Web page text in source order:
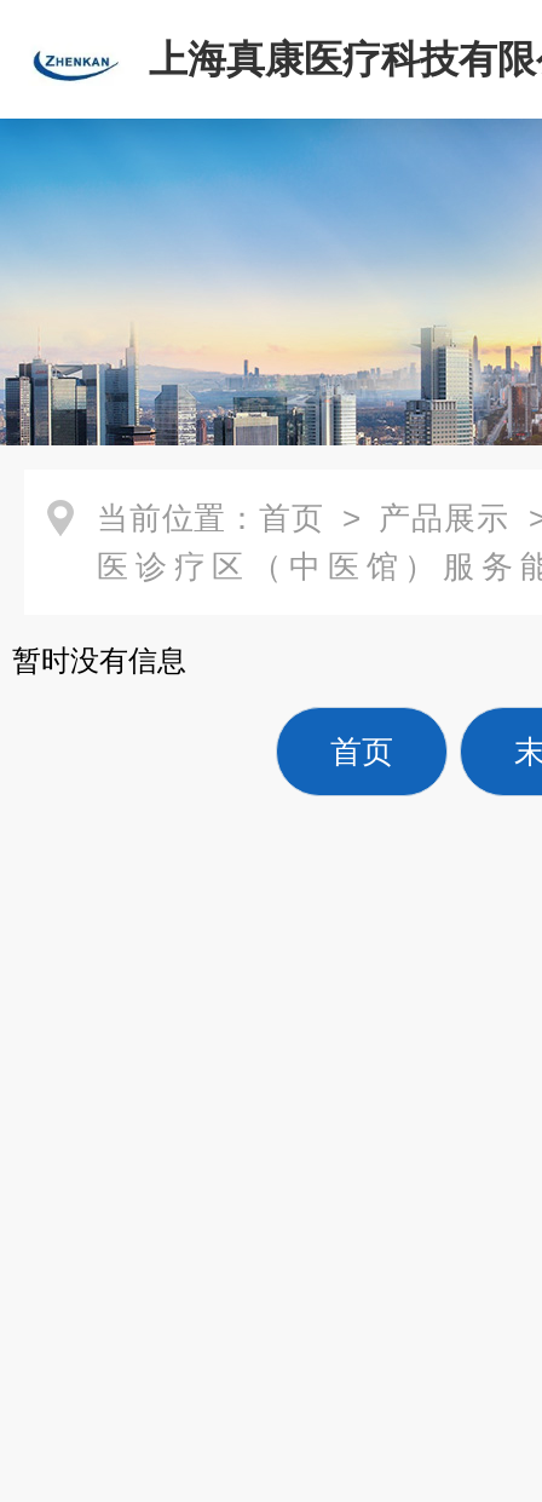
上海真康医疗科技有
当前位置： 首页 > 产品展示
医诊疗区（中医馆）服务
暂时没有信息
首页